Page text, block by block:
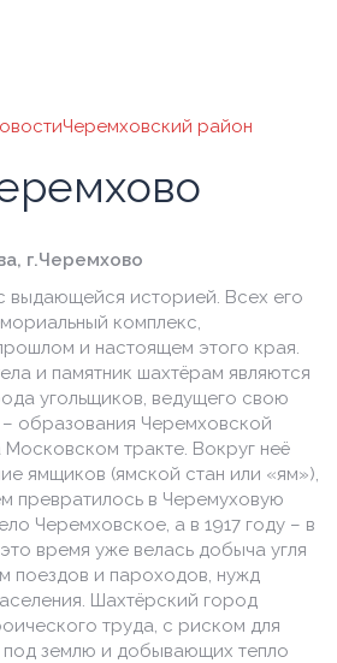
Черемховский район
г.Черемхово
выдающейся историей. Всех его
комплекс,
и настоящем этого края.
и памятник шахтёрам являются
угольщиков, ведущего свою
образования Черемховской
Московском тракте. Вокруг неё
ямщиков (ямской стан или «ям»),
превратилось в Черемуховую
Черемховское, а в 1917 году – в
время уже велась добыча угля
поездов и пароходов, нужд
Шахтёрский город
труда, с риском для
под землю и добывающих тепло